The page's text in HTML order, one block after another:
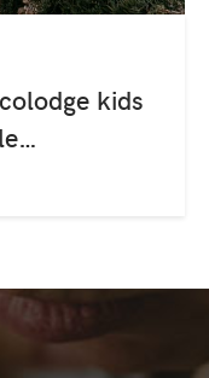
kids